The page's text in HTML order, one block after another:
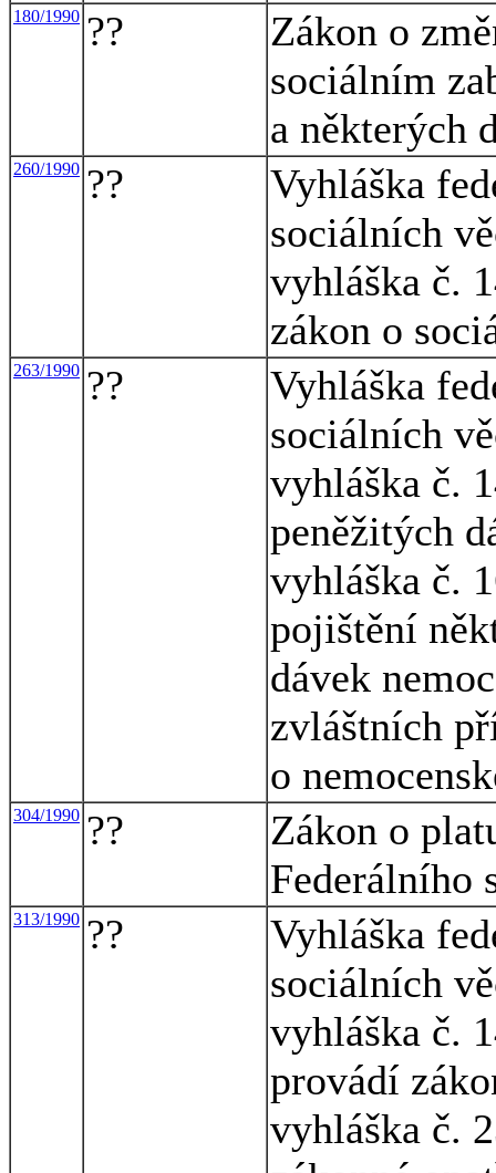
180/1990 ??
Zákon o
sociálním
a některých
260/1990 ??
Vyhláška
sociálních
vyhláška č.
zákon o
263/1990 ??
Vyhláška
sociálních
vyhláška č.
peněžitých
vyhláška č.
pojištění
dávek
zvláštních
o
304/1990 ??
Zákon o
Federálního
313/1990 ??
Vyhláška
sociálních
vyhláška č.
provádí
vyhláška č.